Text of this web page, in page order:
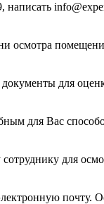
, написать
осмотра
для
для Вас
для
почту.